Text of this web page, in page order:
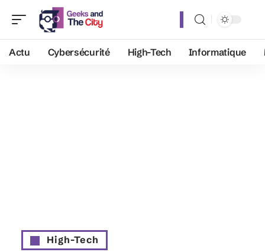
Actu Cybersécurité High-Tech Informatique
High-Tech